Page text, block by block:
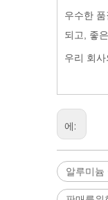
우수한
되고, 좋
우리 회
에:
알루미늄